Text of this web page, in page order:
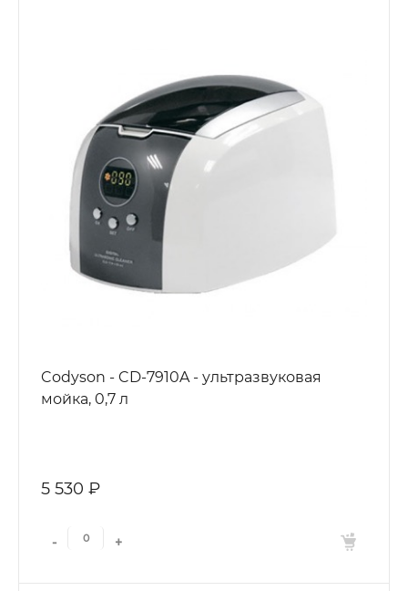
Codyson - CD-7910A - ультразвуковая
мойка, 0,7 л
5 530 ₽
- +